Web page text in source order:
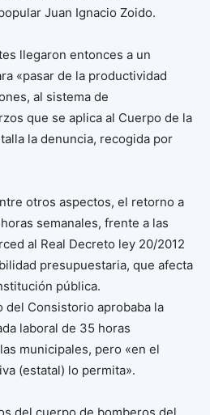
Juan Ignacio Zoido.
llegaron entonces a un
«pasar de la productividad
al sistema de
que se aplica al Cuerpo de la
la denuncia, recogida por
otros aspectos, el retorno a
semanales, frente a las
al Real Decreto ley 20/2012
presupuestaria, que afecta
pública.
del Consistorio aprobaba la
laboral de 35 horas
municipales, pero «en el
(estatal) lo permita».
del cuerpo de bomberos del